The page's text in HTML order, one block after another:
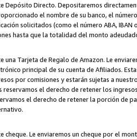
Depósito Directo. Depositaremos
el nombre de su banco, el
solicitados (como el número ABA,
hasta que la totalidad del monto
una Tarjeta de Regalo de Amazon. Le
principal de su cuenta de Afiliados.
por comisiones y estarán sujetas a
reservamos el derecho de retener los
el derecho de retener la porción de
cheque. Le enviaremos un cheque por el